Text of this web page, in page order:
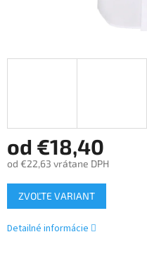
od €18,40
od €22,63 vrátane DPH
Jednotková
cena:
ZVOĽTE VARIANT
Detailné informácie